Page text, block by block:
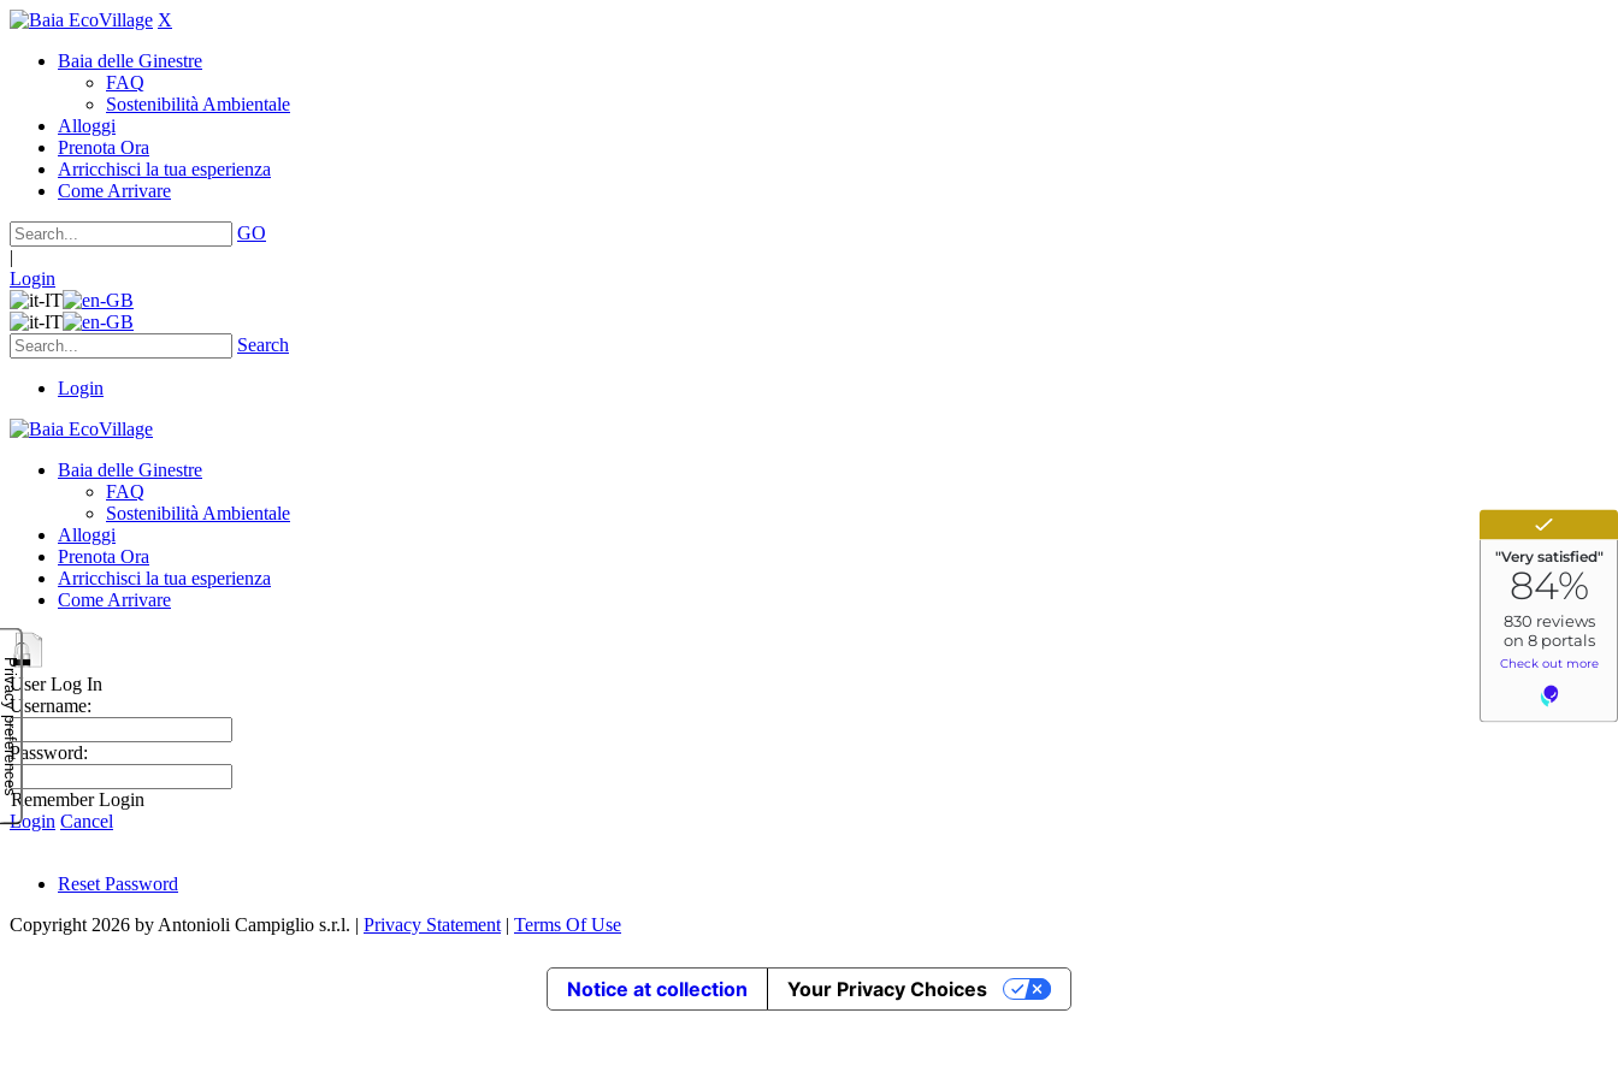
X
Baia delle Ginestre
FAQ
Sostenibilità Ambientale
Alloggi
Prenota Ora
Arricchisci la tua esperienza
Come Arrivare
GO
|
Login
Search
Login
Baia delle Ginestre
FAQ
Sostenibilità Ambientale
Alloggi
Prenota Ora
Arricchisci la tua esperienza
Come Arrivare
User Log In
Username:
Password:
Remember Login
Login Cancel
Reset Password
Copyright 2026 by Antonioli Campiglio s.r.l. | Privacy Statement | Terms Of Use
Notice at collection Your Privacy Choices